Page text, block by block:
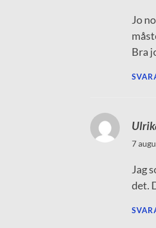
Jo
Bra
7
Jag
det.